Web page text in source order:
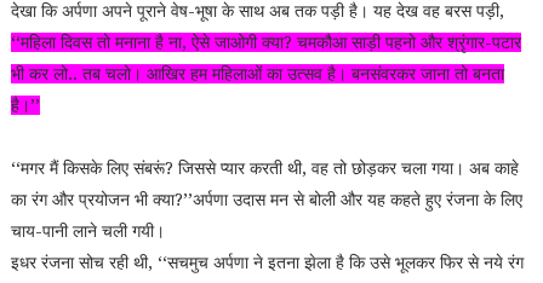
देखा कि अर्पणा अपने पूराने वेष-भूषा के साथ अब तक पड़ी है। यह देख वह बरस पड़ी,
‘‘महिला दिवस तो मनाना है ना, ऐसे जाओगी क्या? चमकौआ साड़ी पहनो और श्रृंगार-पटार
भी कर लो.. तब चलो। आखिर हम महिलाओं का उत्सव है। बनसंवरकर जाना तो बनता
है।’’
‘‘मगर मैं किसके लिए संबरूं? जिससे प्यार करती थी, वह तो छोड़कर चला गया। अब काहे
का रंग और प्रयोजन भी क्या?’’अर्पणा उदास मन से बोली और यह कहते हुए रंजना के लिए
चाय-पानी लाने चली गयी।
इधर रंजना सोच रही थी, ‘‘सचमुच अर्पणा ने इतना झेला है कि उसे भूलकर फिर से नये रंग